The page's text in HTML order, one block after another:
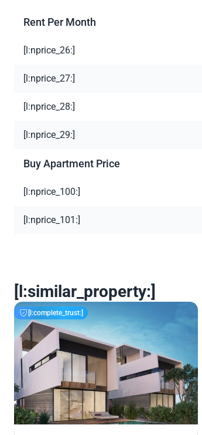
Rent Per Month
[l:nprice_26:]
[l:nprice_27:]
[l:nprice_28:]
[l:nprice_29:]
Buy Apartment Price
[l:nprice_100:]
[l:nprice_101:]
[l:similar_property:]
[l:complete_trust:]